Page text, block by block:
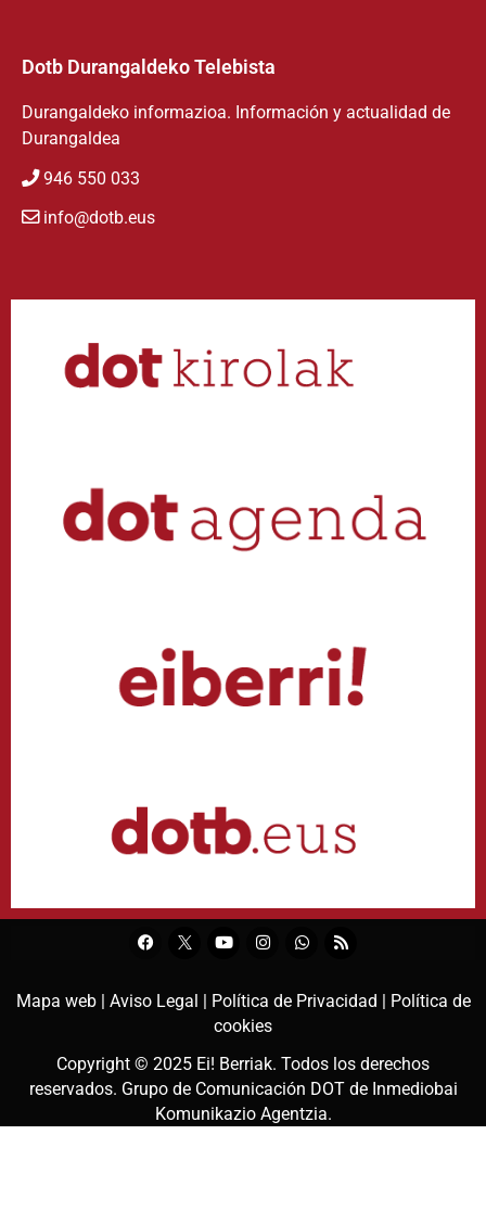
Dotb Durangaldeko Telebista
Durangaldeko informazioa. Información y actualidad de
Durangaldea
946 550 033
info@dotb.eus
Mapa web | Aviso Legal | Política de Privacidad | Política de
cookies
Copyright © 2025 Ei! Berriak. Todos los derechos
reservados. Grupo de Comunicación DOT de Inmediobai
Komunikazio Agentzia.